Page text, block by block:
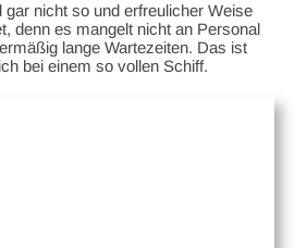
gar nicht so und erfreulicher Weise
denn es mangelt nicht an Personal
lange Wartezeiten. Das ist
bei einem so vollen Schiff.